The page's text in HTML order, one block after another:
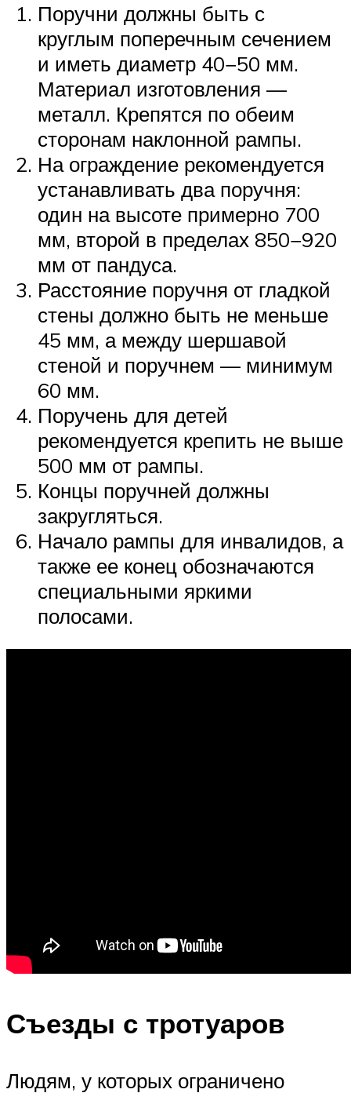
Поручни должны быть с
круглым поперечным сечением
и иметь диаметр 40−50 мм.
Материал изготовления —
металл. Крепятся по обеим
сторонам наклонной рампы.
На ограждение рекомендуется
устанавливать два поручня:
один на высоте примерно 700
мм, второй в пределах 850−920
мм от пандуса.
Расстояние поручня от гладкой
стены должно быть не меньше
45 мм, а между шершавой
стеной и поручнем — минимум
60 мм.
Поручень для детей
рекомендуется крепить не выше
500 мм от рампы.
Концы поручней должны
закругляться.
Начало рампы для инвалидов, а
также ее конец обозначаются
специальными яркими
полосами.
Съезды с тротуаров
Людям, у которых ограничено